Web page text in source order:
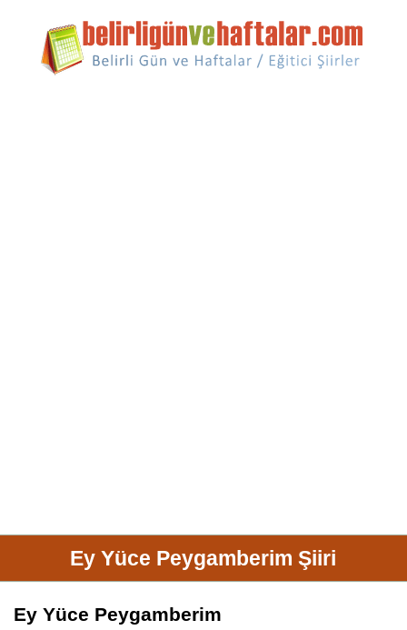
Ey Yüce Peygamberim Şiiri
Ey Yüce Peygamberim